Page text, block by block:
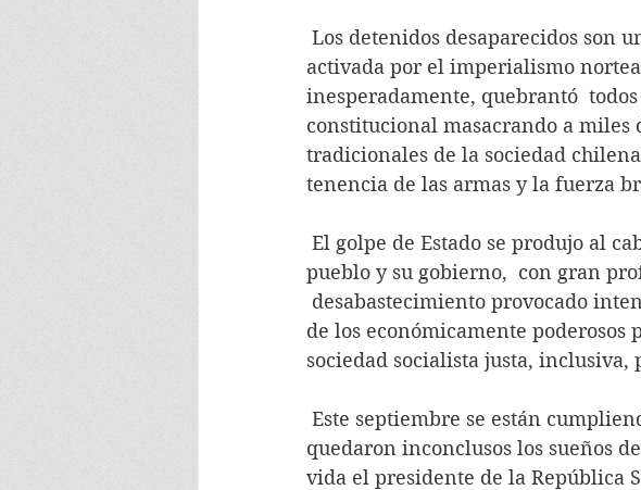
activada por el imperialismo
inesperadamente, quebrantó
constitucional masacrando a miles
tradicionales de la sociedad
tenencia de las armas y la fuerza
pueblo y su gobierno,  con gran
desabastecimiento provocado
de los económicamente
sociedad socialista justa,
quedaron inconclusos los sueños
vida el presidente de la República